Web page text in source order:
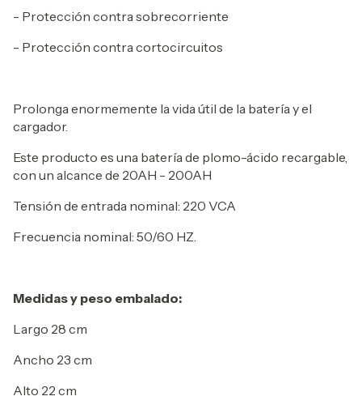
- Protección contra sobrecorriente
- Protección contra cortocircuitos
Prolonga enormemente la vida útil de la batería y el
cargador.
Este producto es una batería de plomo-ácido recargable,
con un alcance de 20AH - 200AH
Tensión de entrada nominal: 220 VCA
Frecuencia nominal: 50/60 HZ.
Medidas y peso embalado:
Largo 28 cm
Ancho 23 cm
Alto 22 cm